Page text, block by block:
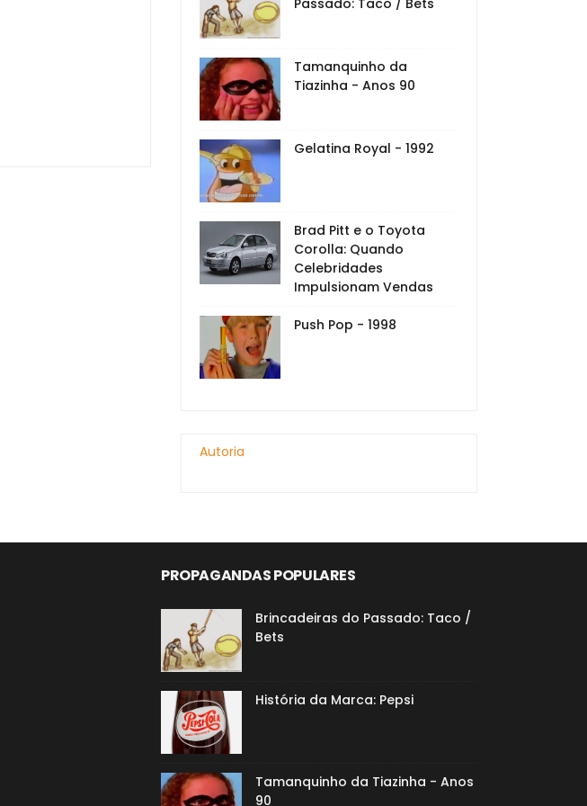
Passado: Taco / Bets
Tamanquinho da
Tiazinha - Anos 90
Gelatina Royal - 1992
Brad Pitt e o Toyota
Corolla: Quando
Celebridades
Impulsionam Vendas
Push Pop - 1998
Autoria
PROPAGANDAS POPULARES
Brincadeiras do Passado: Taco /
Bets
História da Marca: Pepsi
Tamanquinho da Tiazinha - Anos
90